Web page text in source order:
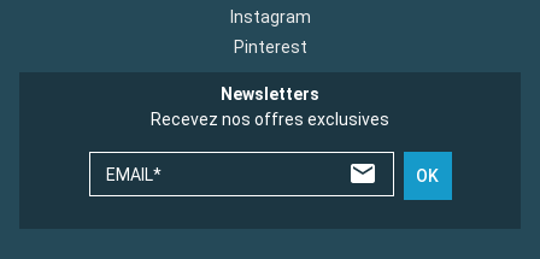
Instagram
Pinterest
Newsletters
Recevez nos offres exclusives
EMAIL* OK